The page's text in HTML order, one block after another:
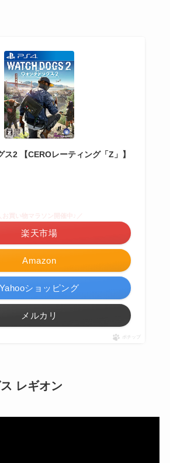
ス2 【CEROレーティング「Z」】
Amazon
楽天市場
Yahooショッピング
メルカリ
ポチップ
レギオン